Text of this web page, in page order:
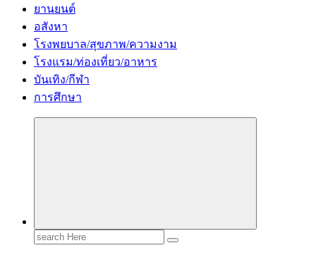
ยานยนต์
อสังหา
โรงพยบาล/สุขภาพ/ความงาม
โรงแรม/ท่องเที่ยว/อาหาร
บันเทิง/กีฬา
การศึกษา
Search
for: